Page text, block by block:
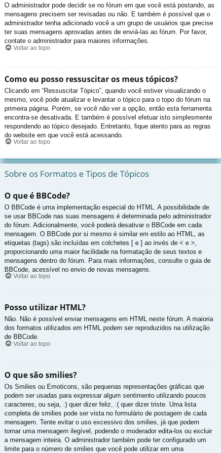
O administrador pode decidir se no fórum em que você está postando, as
mensagens precisem ser revisadas ou não. E também é possível que o
administrador tenha adicionado você a um grupo de usuários que precise
ter suas mensagens aprovadas antes de enviá-las ao fórum. Por favor,
contate o administrador para maiores informações.
Voltar ao topo
Como eu posso ressuscitar os meus tópicos?
Clicando em “Ressuscitar Tópico”, quando você estiver visualizando o
mesmo, você pode atualizar e levantar o tópico para o topo do fórum na
primeira página. Porém, se você não ver a opção, então esta ferramenta
encontra-se desativada. E também é possível efetuar isto simplesmente
respondendo ao tópico desejado. Entretanto, fique atento para as regras
do website em que você está acessando.
Voltar ao topo
Sobre os Formatos e Tipos de Tópicos
O que é BBCode?
O BBCode é uma implementação especial do HTML. A possibilidade de
se usar BBCode nas suas mensagens é determinada pelo administrador
do fórum. Adicionalmente, você poderá desativar o BBCode em cada
mensagem. O BBCode por si mesmo é similar em estilo ao HTML, as
etiquetas (tags) são incluídas em colchetes [ e ] ao invés de < e >,
proporcionando uma maior facilidade na formatação de seus textos e
mensagens dentro do fórum. Para mais informações, consulte o guia de
BBCode, acessível no envio de novas mensagens.
Voltar ao topo
Posso utilizar HTML?
Não. Não é possível enviar mensagens em HTML neste fórum. A maioria
dos formatos utilizados em HTML podem ser reproduzidos na utilização
de BBCode.
Voltar ao topo
O que são smilies?
Os Smilies ou Emoticons, são pequenas representações gráficas que
podem ser usadas para expressar algum sentimento utilizando poucos
caracteres, ou seja, :) quer dizer feliz, :( quer dizer triste. Uma lista
completa de smilies pode ser vista no formulário de postagem de cada
mensagem. Tente evitar o uso excessivo dos smilies, já que podem
tornar uma mensagem ilegível, podendo o moderador edita-los ou excluir
a mensagem inteira. O administrador também pode ter configurado um
limite para o número de smilies que você pode utilizar em uma